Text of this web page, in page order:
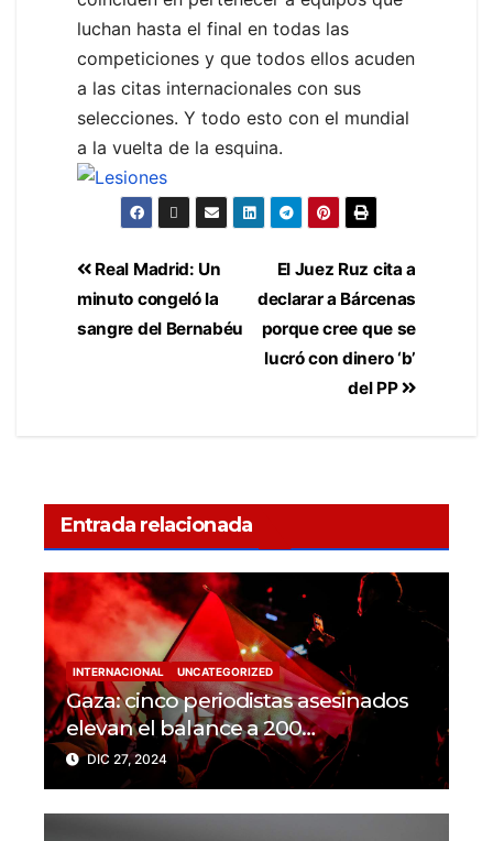
luchan hasta el final en todas las
competiciones y que todos ellos acuden
a las citas internacionales con sus
selecciones. Y todo esto con el mundial
a la vuelta de la esquina.
El Juez Ruz cita a
declarar a Bárcenas
porque cree que se
lucró con dinero ‘b’
del PP
Real Madrid: Un
minuto congeló la
sangre del Bernabéu
Entrada relacionada
INTERNACIONAL UNCATEGORIZED
Gaza: cinco periodistas asesinados
elevan el balance a 200
trabajadores de la prensa muertos
en 2024
DIC 27, 2024